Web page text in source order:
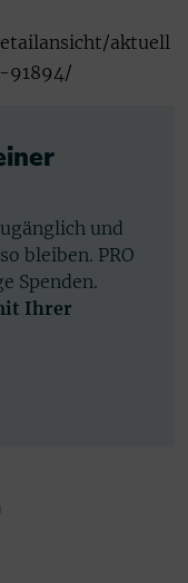
aktuell
und
bleiben. PRO
Spenden.
Ihrer